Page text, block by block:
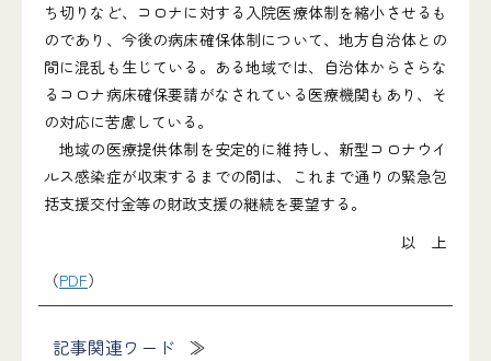
ち切りなど、コロナに対する入院医療体制を縮小させるも
のであり、今後の病床確保体制について、地方自治体との
間に混乱も生じている。ある地域では、自治体からさらな
るコロナ病床確保要請がなされている医療機関もあり、そ
の対応に苦慮している。
地域の医療提供体制を安定的に維持し、新型コロナウイ
ルス感染症が収束するまでの間は、これまで通りの緊急包
括支援交付金等の財政支援の継続を要望する。
以 上
（PDF）
記事関連ワード